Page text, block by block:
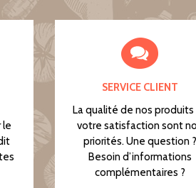
le
SERVICE CLIENT
La qualité de nos
votre satisfaction sont
priorités. Une question ?
Besoin d’informations
complémentaires ?